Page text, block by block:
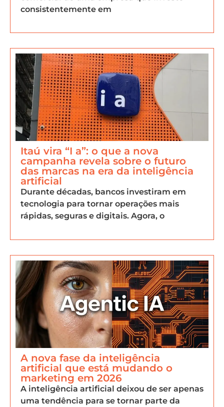
consistentemente em
Itaú vira “I a”: o que a nova
campanha revela sobre o futuro
das marcas na era da inteligência
artificial
Durante décadas, bancos investiram em
tecnologia para tornar operações mais
rápidas, seguras e digitais. Agora, o
A nova fase da inteligência
artificial que está mudando o
marketing em 2026
A inteligência artificial deixou de ser apenas
uma tendência para se tornar parte da